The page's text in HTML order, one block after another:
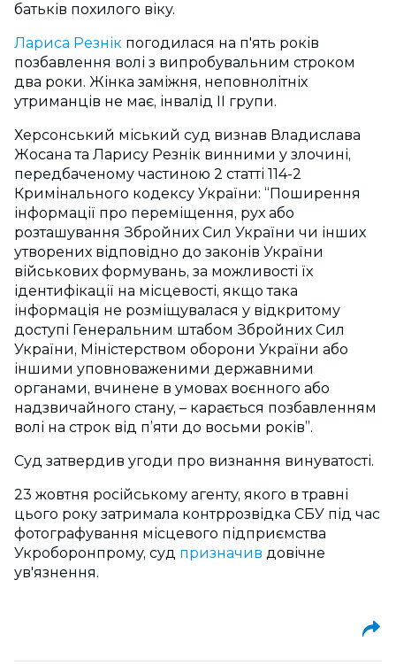
батьків похилого віку.
Лариса Резнік погодилася на п'ять років
позбавлення волі з випробувальним строком
два роки. Жінка заміжня, неповнолітніх
утриманців не має, інвалід II групи.
Херсонський міський суд визнав Владислава
Жосана та Ларису Резнік винними у злочині,
передбаченому частиною 2 статті 114-2
Кримінального кодексу України: “Поширення
інформації про переміщення, рух або
розташування Збройних Сил України чи інших
утворених відповідно до законів України
військових формувань, за можливості їх
ідентифікації на місцевості, якщо така
інформація не розміщувалася у відкритому
доступі Генеральним штабом Збройних Сил
України, Міністерством оборони України або
іншими уповноваженими державними
органами, вчинене в умовах воєнного або
надзвичайного стану, – карається позбавленням
волі на строк від п’яти до восьми років”.
Суд затвердив угоди про визнання винуватості.
23 жовтня російському агенту, якого в травні
цього року затримала контррозвідка СБУ під час
фотографування місцевого підприємства
Укроборонпрому, суд призначив довічне
ув'язнення.